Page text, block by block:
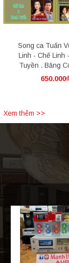
Song ca Tuấn
Linh - Chế Linh
Tuyền . Băng
Track.
650.000₫
Xem thêm >>